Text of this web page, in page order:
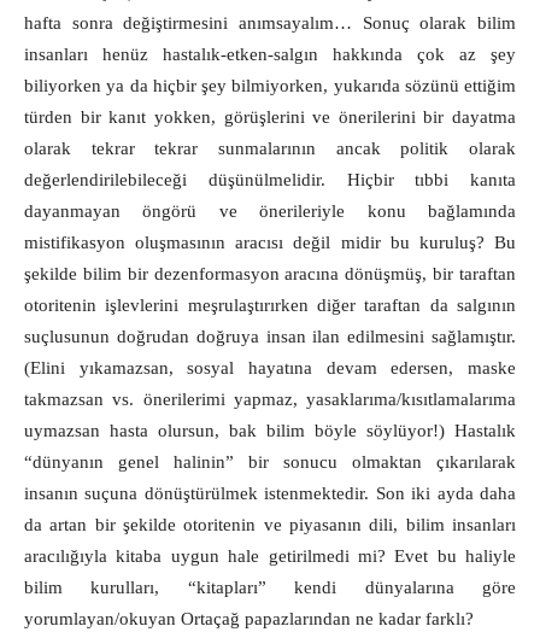
hafta sonra değiştirmesini anımsayalım… Sonuç olarak bilim
insanları henüz hastalık-etken-salgın hakkında çok az şey
biliyorken ya da hiçbir şey bilmiyorken, yukarıda sözünü ettiğim
türden bir kanıt yokken, görüşlerini ve önerilerini bir dayatma
olarak tekrar tekrar sunmalarının ancak politik olarak
değerlendirilebileceği düşünülmelidir. Hiçbir tıbbi kanıta
dayanmayan öngörü ve önerileriyle konu bağlamında
mistifikasyon oluşmasının aracısı değil midir bu kuruluş? Bu
şekilde bilim bir dezenformasyon aracına dönüşmüş, bir taraftan
otoritenin işlevlerini meşrulaştırırken diğer taraftan da salgının
suçlusunun doğrudan doğruya insan ilan edilmesini sağlamıştır.
(Elini yıkamazsan, sosyal hayatına devam edersen, maske
takmazsan vs. önerilerimi yapmaz, yasaklarıma/kısıtlamalarıma
uymazsan hasta olursun, bak bilim böyle söylüyor!) Hastalık
“dünyanın genel halinin” bir sonucu olmaktan çıkarılarak
insanın suçuna dönüştürülmek istenmektedir. Son iki ayda daha
da artan bir şekilde otoritenin ve piyasanın dili, bilim insanları
aracılığıyla kitaba uygun hale getirilmedi mi? Evet bu haliyle
bilim kurulları, “kitapları” kendi dünyalarına göre
yorumlayan/okuyan Ortaçağ papazlarından ne kadar farklı?